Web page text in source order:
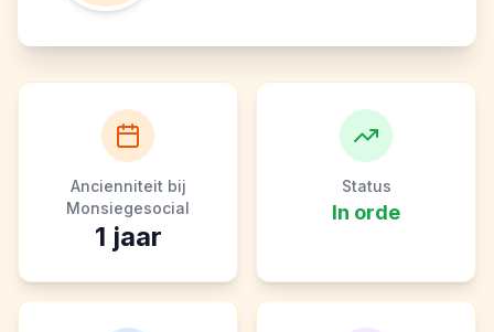
Ancienniteit bij
Monsiegesocial
1 jaar
Status
In orde